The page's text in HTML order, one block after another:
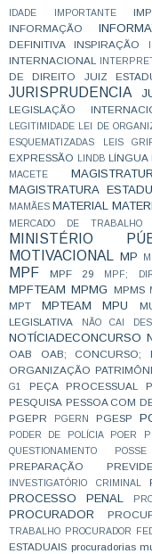
IDADE
IMPORTANTE
INFORMAÇÃO
DEFINITIVA
INSPIRAÇÃO
INTERNACIONAL
DE DIREITO
JUIZ
JURISPRUDENCIA
LEGISLAÇÃO
LEGITIMIDADE LEI DE
ESQUEMATIZADAS
LEIS
EXPRESSÃO
LINDB LÍNGUA
MACETE
MAGISTRATURA
MAMÃES MATERIAL
MERCADO DE TRABALHO
MINISTÉRIO
MOTIVACIONAL
MP
MPF MPF 29 MPF;
MPFTEAM MPMG MPMS
MPT
MPTEAM MPU
LEGISLATIVA
NÃO CAI
NOTÍCIADECONCURSO
OAB OAB; CONCURSO;
ORGANIZAÇÃO
G1
PEÇA PROCESSUAL
PESQUISA PESSOA COM
PGEPR PGERN PGESP
PODER DE POLÍCIA POER
QUESTIONAMENTO
POSSE
PREPARAÇÃO
INVESTIGATÓRIO CRIMINAL
PROCESSO PENAL
PROCURADOR
TRABALHO
PROCURADOR
ESTADUAIS procuradorias